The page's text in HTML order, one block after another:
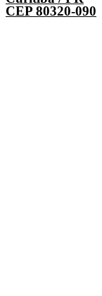
CEP 80320-090